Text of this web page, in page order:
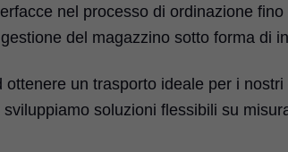
nel processo di ordinazione
del magazzino sotto forma di
ottenere un trasporto ideale per i
soluzioni flessibili su